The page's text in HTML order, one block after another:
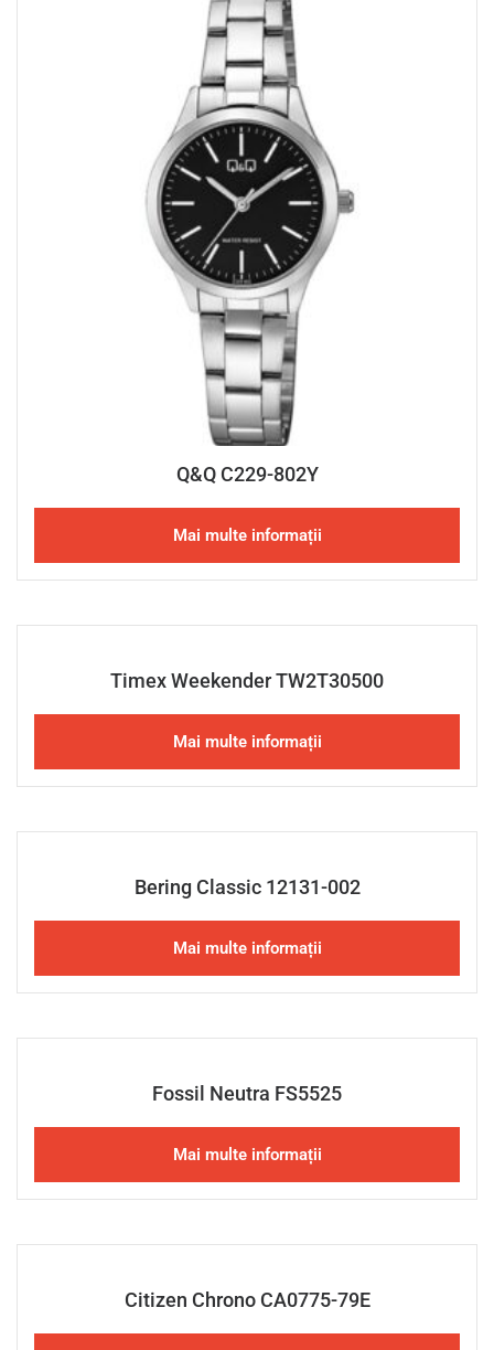
Q&Q C229-802Y
Mai multe informații
Timex Weekender TW2T30500
Mai multe informații
Bering Classic 12131-002
Mai multe informații
Fossil Neutra FS5525
Mai multe informații
Citizen Chrono CA0775-79E